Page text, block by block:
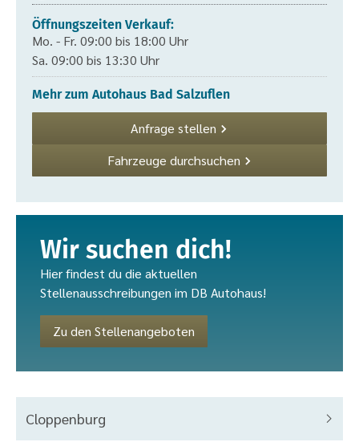
Öffnungszeiten Verkauf:
Mo. - Fr. 09:00 bis 18:00 Uhr
Sa. 09:00 bis 13:30 Uhr
Mehr zum Autohaus Bad Salzuflen
Anfrage stellen
Fahrzeuge durchsuchen
Wir suchen dich!
Hier findest du die aktuellen
Stellenausschreibungen im DB Autohaus!
Zu den Stellenangeboten
Cloppenburg